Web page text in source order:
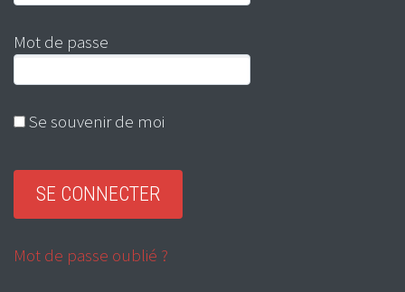
Mot de passe
Se souvenir de moi
Mot de passe oublié ?